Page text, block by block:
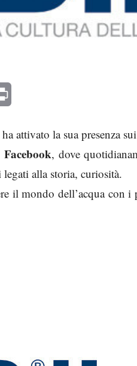
attivato la sua presenza
Facebook, dove
alla storia, curiosità.
il mondo dell’acqua con i